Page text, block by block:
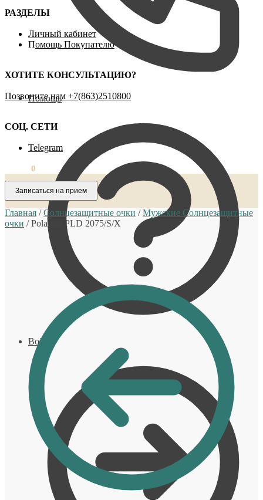
Помощь
Войти
РАЗДЕЛЫ
Личный кабинет
Помощь Покупателю
ХОТИТЕ КОНСУЛЬТАЦИЮ?
Позвоните нам ‪+7(863)2510800
СОЦ. СЕТИ
Telegram
0
Записаться на прием
Главная /Солнцезащитные очки /Мужские Солнцезащитные
очки /Polaroid PLD 2075/S/X